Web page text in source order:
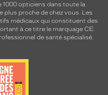
1000 opticiens dans toute la
plus proche de chez vous . Les
médicaux qui constituent des
à ce titre le marquage CE.
de santé spécialisé.